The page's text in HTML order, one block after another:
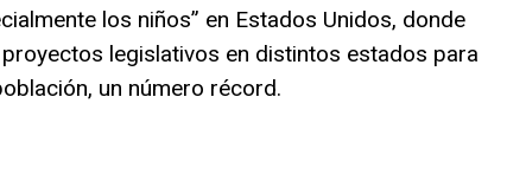
los niños” en Estados Unidos, donde
legislativos en distintos estados para
un número récord.